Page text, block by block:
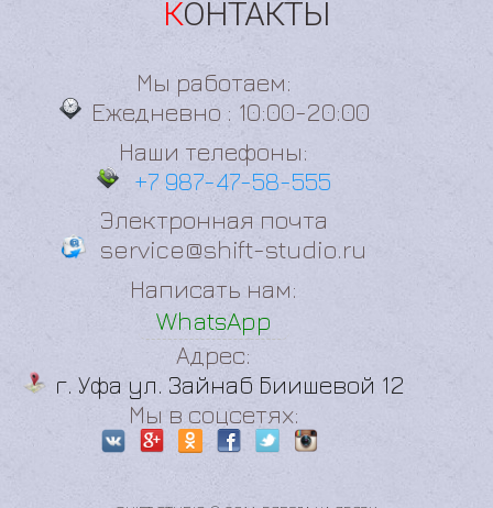
КОНТАКТЫ
Мы работаем:
Ежедневно : 10:00-20:00
Наши телефоны:
+7 987-47-58-555
Электронная почта
service@shift-studio.ru
Написать нам:
WhatsApp
Адрес:
г. Уфа ул. Зайнаб Биишевой 12
Мы в соцсетях: